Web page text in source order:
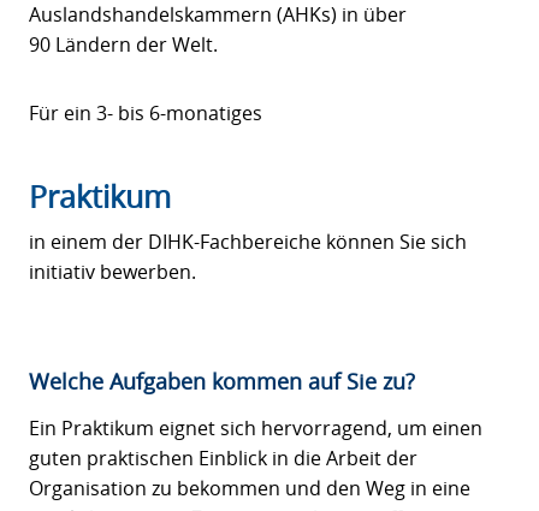
Auslandshandelskammern (AHKs) in über
90 Ländern der Welt.
Für ein 3- bis 6-monatiges
Praktikum
in einem der DIHK-Fachbereiche können Sie sich
initiativ bewerben.
Welche Aufgaben kommen auf Sie zu?
Ein Praktikum eignet sich hervorragend, um einen
guten praktischen Einblick in die Arbeit der
Organisation zu bekommen und den Weg in eine